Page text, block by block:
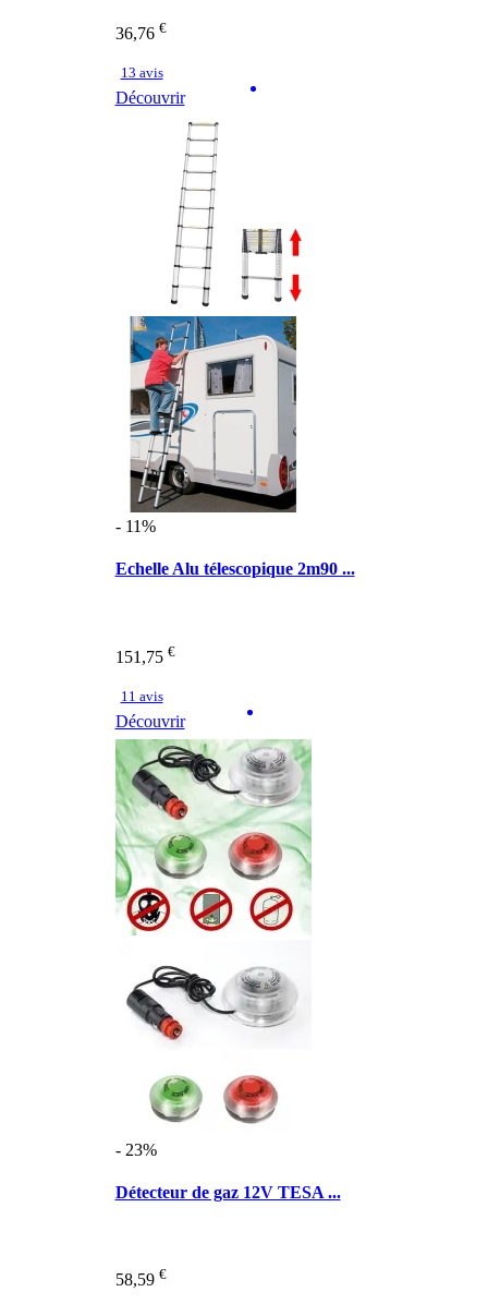
36,76 €
13 avis
Découvrir
- 11%
Echelle Alu télescopique 2m90 ...
151,75 €
11 avis
Découvrir
- 23%
Détecteur de gaz 12V TESA ...
58,59 €